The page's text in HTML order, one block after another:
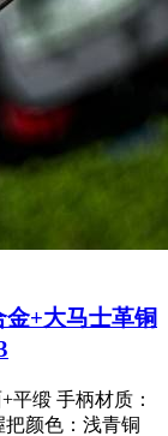
+大马士革铜
平缎 手柄材质：
颜色：浅青铜